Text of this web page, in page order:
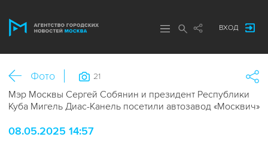
ВХОД
Фото
Мэр Москвы Сергей Собянин и президент Республики
Куба Мигель Диас-Канель посетили автозавод «Москвич»
21
08.05.2025 14:57